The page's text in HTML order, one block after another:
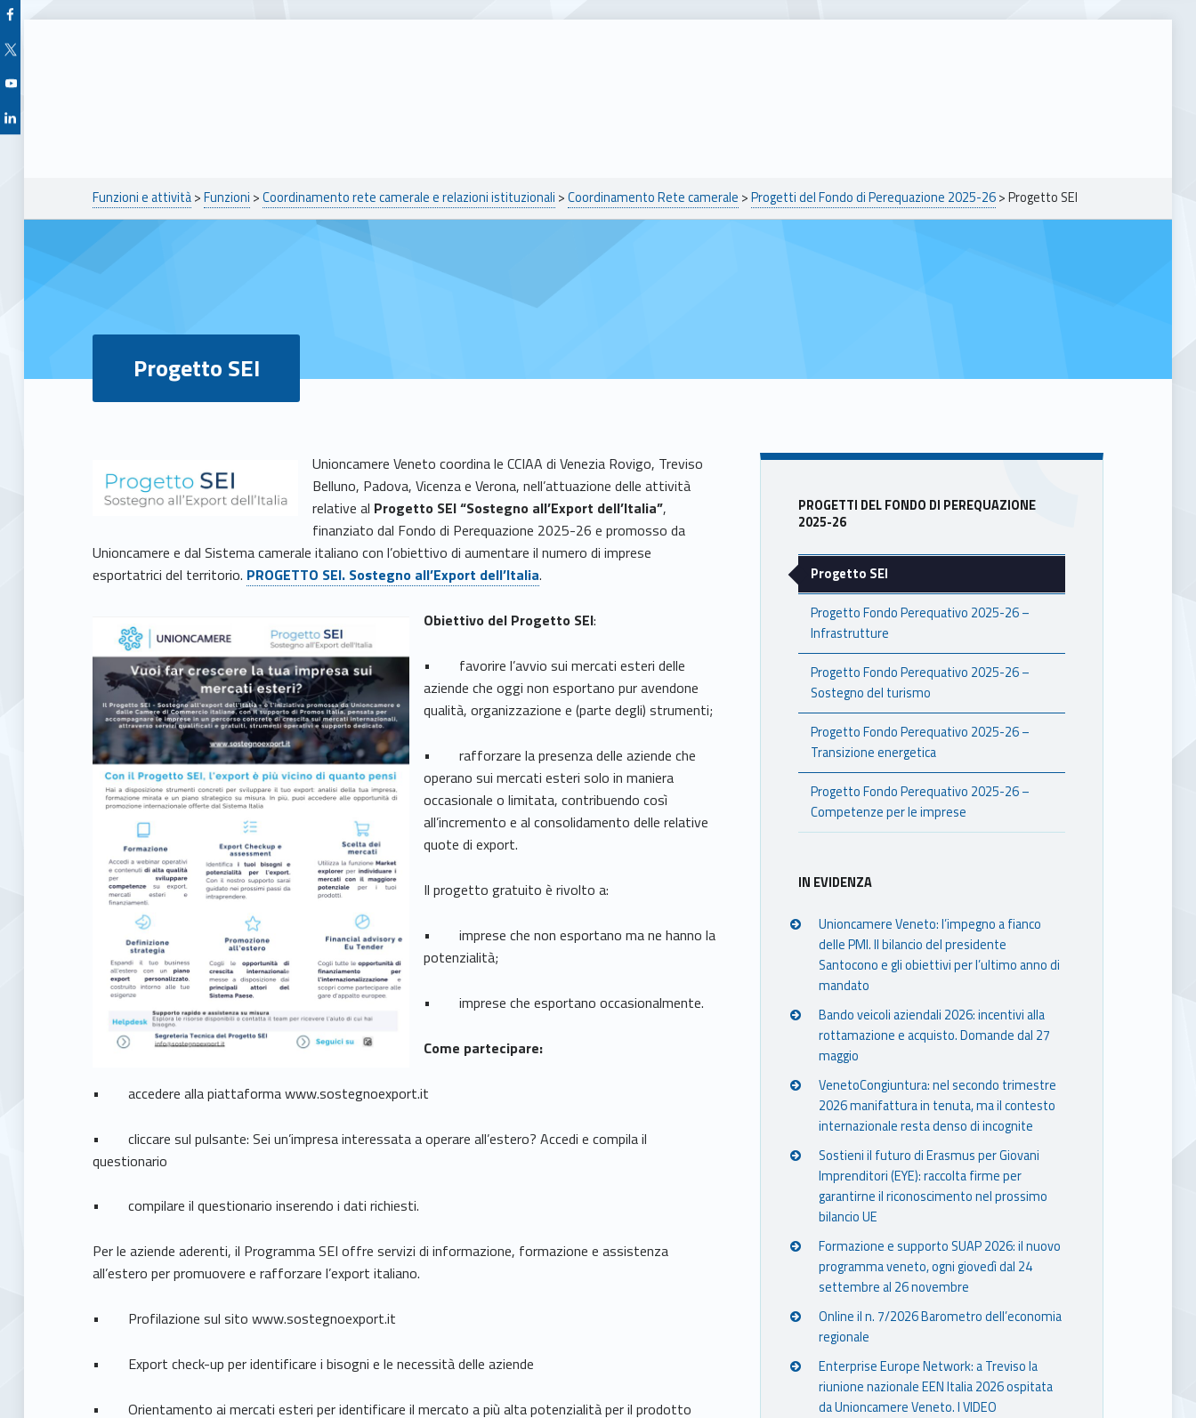
Facebook Unioncamere Veneto
Twitter Unioncamere Veneto
Youtube Unioncamere Veneto
Linkedin Unioncamere Veneto
Breadcrumbs navigation
Funzioni e attività>Funzioni >Coordinamento rete camerale e relazioni istituzionali >Coordinamento Rete camerale >Progetti del Fondo di Perequazione 2025-26>Progetto SEI
Progetto SEI
P
r
o
e
t
t
o
S
E
Unioncamere Veneto coordina le CCIAA di Venezia Rovigo, Treviso
Belluno, Padova, Vicenza e Verona, nell’attuazione delle attività
relative al Progetto SEI “Sostegno all’Export dell’Italia”,
finanziato dal Fondo di Perequazione 2025-26 e promosso da
Unioncamere e dal Sistema camerale italiano con l’obiettivo di aumentare il numero di imprese
esportatrici del territorio. PROGETTO SEI. Sostegno all’Export dell’Italia.
Obiettivo del Progetto SEI:
• favorire l’avvio sui mercati esteri delle
aziende che oggi non esportano pur avendone
qualità, organizzazione e (parte degli) strumenti;
• rafforzare la presenza delle aziende che
operano sui mercati esteri solo in maniera
occasionale o limitata, contribuendo così
all’incremento e al consolidamento delle relative
quote di export.
Il progetto gratuito è rivolto a:
• imprese che non esportano ma ne hanno la
potenzialità;
• imprese che esportano occasionalmente.
Come partecipare:
• accedere alla piattaforma www.sostegnoexport.it
• cliccare sul pulsante: Sei un’impresa interessata a operare all’estero? Accedi e compila il
questionario
• compilare il questionario inserendo i dati richiesti.
Per le aziende aderenti, il Programma SEI offre servizi di informazione, formazione e assistenza
all’estero per promuovere e rafforzare l’export italiano.
• Profilazione sul sito www.sostegnoexport.it
• Export check-up per identificare i bisogni e le necessità delle aziende
• Orientamento ai mercati esteri per identificare il mercato a più alta potenzialità per il prodotto
Sidebar
PROGETTI DEL FONDO DI PEREQUAZIONE
2025-26
Progetto SEI
Progetto Fondo Perequativo 2025-26 –
Infrastrutture
Progetto Fondo Perequativo 2025-26 –
Sostegno del turismo
Progetto Fondo Perequativo 2025-26 –
Transizione energetica
Progetto Fondo Perequativo 2025-26 –
Competenze per le imprese
IN EVIDENZA
Unioncamere Veneto: l’impegno a fianco
delle PMI. Il bilancio del presidente
Santocono e gli obiettivi per l’ultimo anno di
mandato
Bando veicoli aziendali 2026: incentivi alla
rottamazione e acquisto. Domande dal 27
maggio
VenetoCongiuntura: nel secondo trimestre
2026 manifattura in tenuta, ma il contesto
internazionale resta denso di incognite
Sostieni il futuro di Erasmus per Giovani
Imprenditori (EYE): raccolta firme per
garantirne il riconoscimento nel prossimo
bilancio UE
Formazione e supporto SUAP 2026: il nuovo
programma veneto, ogni giovedì dal 24
settembre al 26 novembre
Online il n. 7/2026 Barometro dell’economia
regionale
Enterprise Europe Network: a Treviso la
riunione nazionale EEN Italia 2026 ospitata
da Unioncamere Veneto. I VIDEO